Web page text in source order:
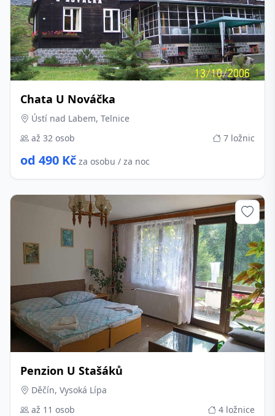
Chata U Nováčka
Ústí nad Labem, Telnice
až 32 osob
7 ložnic
od 490 Kč za osobu / za noc
Penzion U Stašáků
Děčín, Vysoká Lípa
až 11 osob
4 ložnice